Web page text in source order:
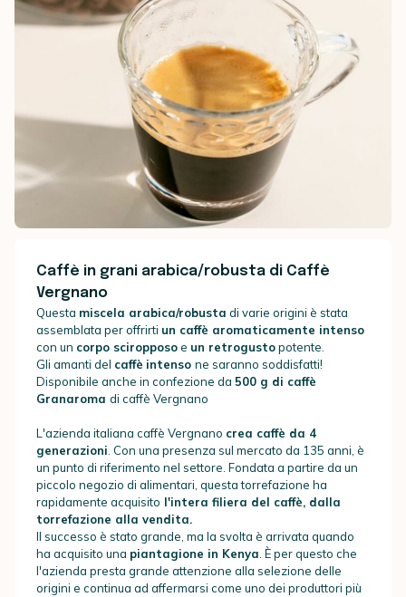
Caffè in grani arabica/robusta di Caffè
Vergnano
Questa miscela arabica/robusta di varie origini è stata
assemblata per offrirti un caffè aromaticamente intenso
con un corpo sciropposoe un retrogustopotente.
Gli amanti del caffè intenso ne saranno soddisfatti!
Disponibile anche in confezione da 500 g di caffè
Granaroma di caffè Vergnano
L'azienda italiana caffè Vergnano crea caffè da 4
generazioni. Con una presenza sul mercato da 135 anni, è
un punto di riferimento nel settore. Fondata a partire da un
piccolo negozio di alimentari, questa torrefazione ha
rapidamente acquisito l'intera filiera del caffè, dalla
torrefazione alla vendita.
Il successo è stato grande, ma la svolta è arrivata quando
ha acquisito una piantagione in Kenya. È per questo che
l'azienda presta grande attenzione alla selezione delle
origini e continua ad affermarsi come uno dei produttori più